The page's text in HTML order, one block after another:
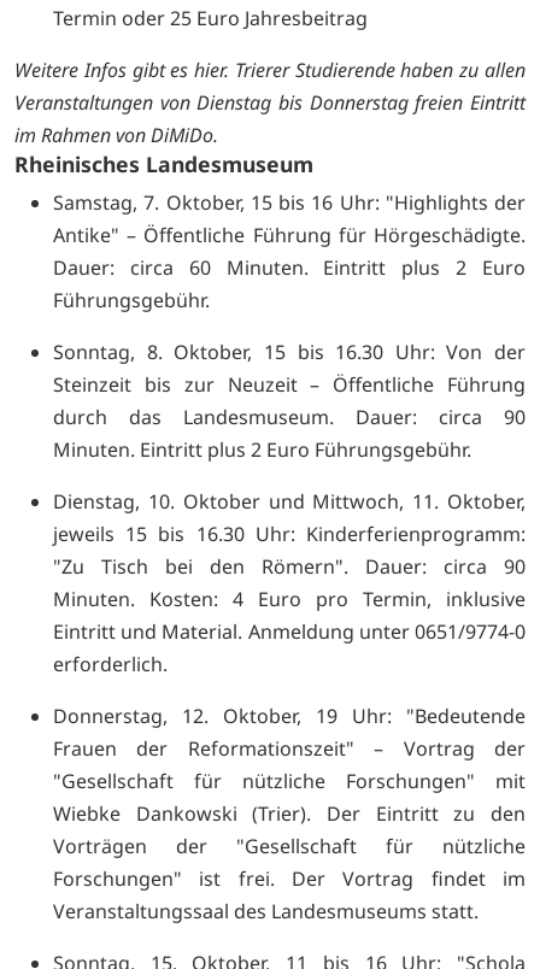
Termin oder 25 Euro Jahresbeitrag
Weitere Infos gibt eshier. Trierer Studierende haben zu allen
Veranstaltungen von Dienstag bis Donnerstag freien Eintritt
im Rahmen vonDiMiDo.
Rheinisches Landesmuseum
Samstag, 7. Oktober, 15 bis 16 Uhr: "Highlights der
Antike" – Öffentliche Führung für Hörgeschädigte.
Dauer: circa 60 Minuten. Eintritt plus 2 Euro
Führungsgebühr.
Sonntag, 8. Oktober, 15 bis 16.30 Uhr: Von der
Steinzeit bis zur Neuzeit – Öffentliche Führung
durch das Landesmuseum. Dauer: circa 90
Minuten. Eintritt plus 2 Euro Führungsgebühr.
Dienstag, 10. Oktober und Mittwoch, 11. Oktober,
jeweils 15 bis 16.30 Uhr: Kinderferienprogramm:
"Zu Tisch bei den Römern". Dauer: circa 90
Minuten. Kosten: 4 Euro pro Termin, inklusive
Eintritt und Material. Anmeldung unter 0651/9774-0
erforderlich.
Donnerstag, 12. Oktober, 19 Uhr: "Bedeutende
Frauen der Reformationszeit" – Vortrag der
"Gesellschaft für nützliche Forschungen" mit
Wiebke Dankowski (Trier). Der Eintritt zu den
Vorträgen der "Gesellschaft für nützliche
Forschungen" ist frei. Der Vortrag findet im
Veranstaltungssaal des Landesmuseums statt.
Sonntag, 15. Oktober, 11 bis 16 Uhr: "Schola